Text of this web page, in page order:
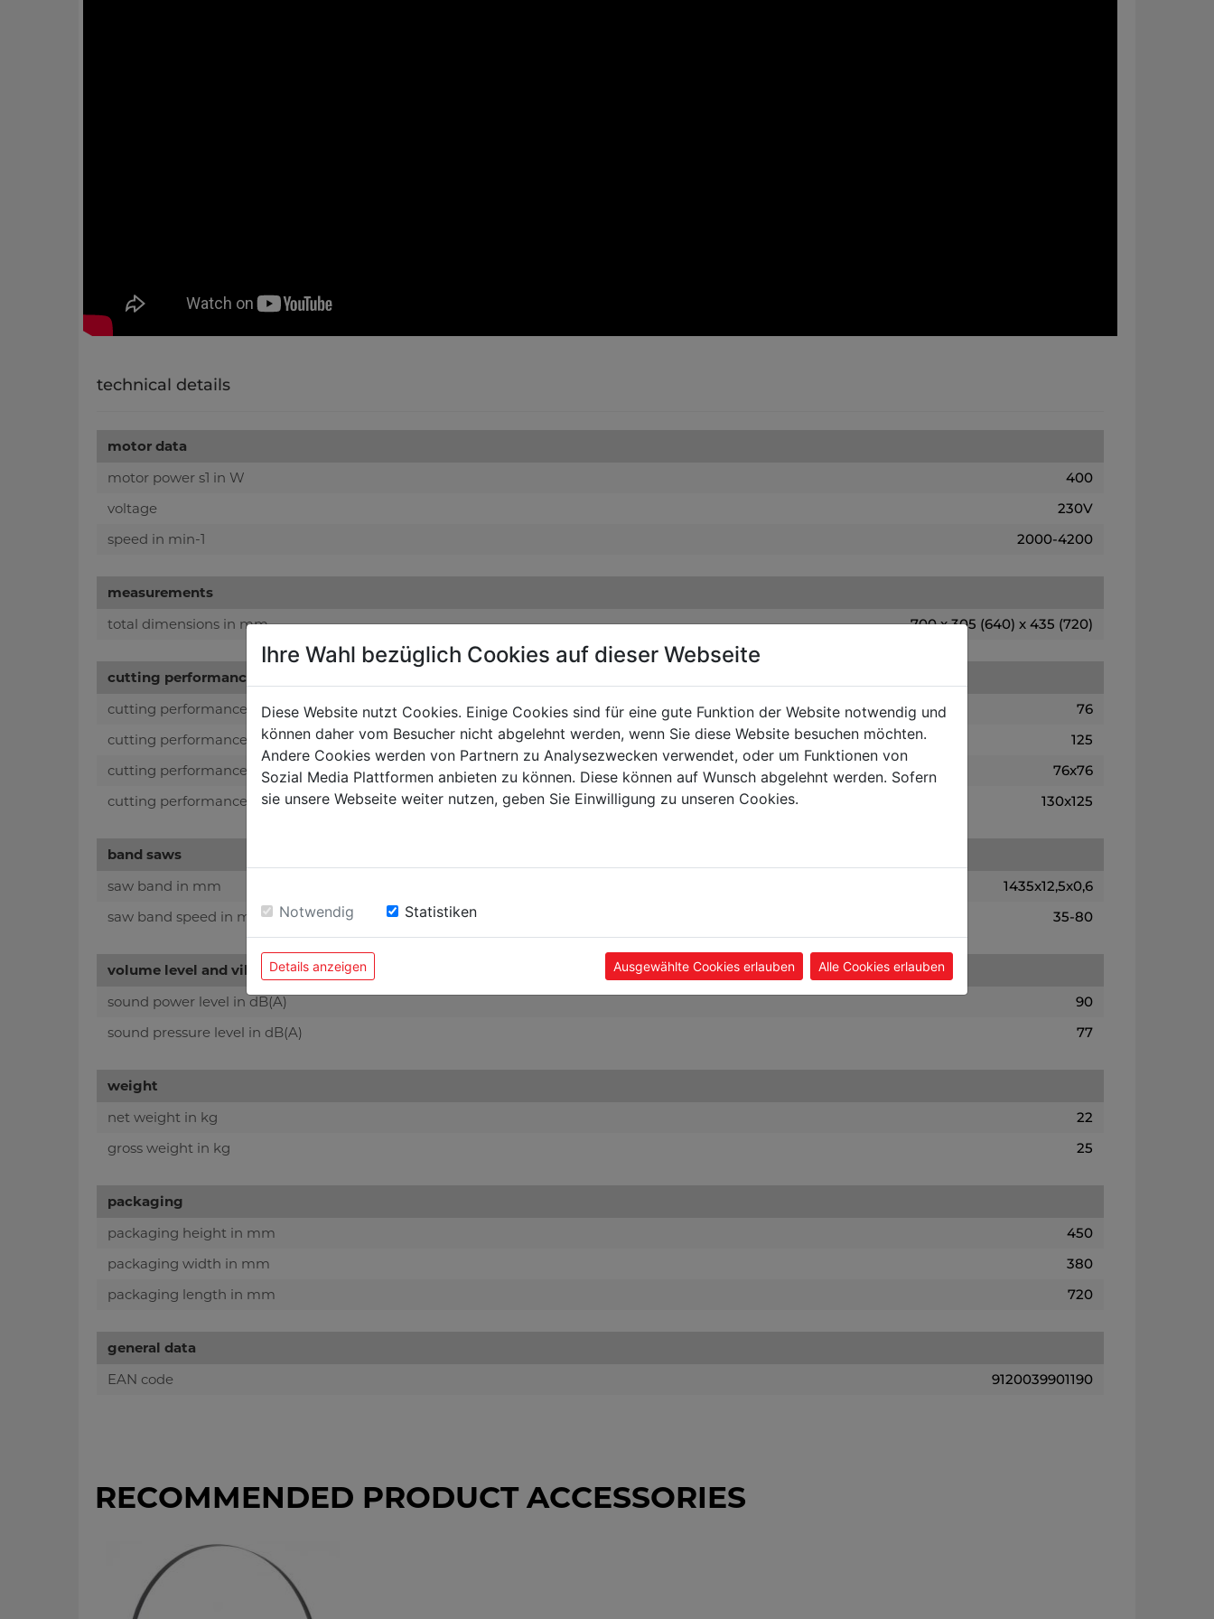
technical details
motor data
motor power s1 in W
400
voltage
230V
speed in min-1
2000-4200
measurements
total dimensions in mm
700 x 305 (640) x 435 (720)
cutting performance
cutting performance round Ø 45° in mm
76
cutting performance round Ø 90° in mm
125
cutting performance lxh 45° in mm
76x76
cutting performance lxh 90° in mm
130x125
band saws
saw band in mm
1435x12,5x0,6
saw band speed in m/min
35-80
volume level and vibration
sound power level in dB(A)
90
sound pressure level in dB(A)
77
weight
net weight in kg
22
gross weight in kg
25
packaging
packaging height in mm
450
packaging width in mm
380
packaging length in mm
720
general data
EAN code
9120039901190
RECOMMENDED PRODUCT ACCESSORIES
Ihre Wahl bezüglich Cookies auf dieser Webseite
Diese Website nutzt Cookies. Einige Cookies sind für eine gute Funktion der Website notwendig und
können daher vom Besucher nicht abgelehnt werden, wenn Sie diese Website besuchen möchten.
Andere Cookies werden von Partnern zu Analysezwecken verwendet, oder um Funktionen von
Sozial Media Plattformen anbieten zu können. Diese können auf Wunsch abgelehnt werden. Sofern
sie unsere Webseite weiter nutzen, geben Sie Einwilligung zu unseren Cookies.
Notwendig Statistiken
Details anzeigen Ausgewählte Cookies erlauben Alle Cookies erlauben